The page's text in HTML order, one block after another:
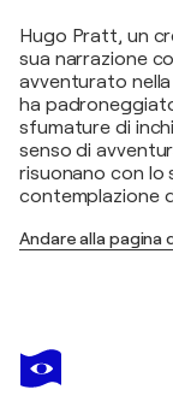
Hugo Pratt, un
sua narrazione
avventurato
ha
sfumature di
senso di
risuonano con lo
contemplazione
Andare alla pagina